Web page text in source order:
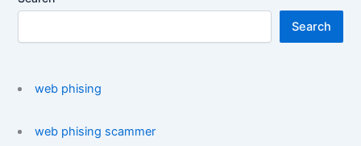
Search
web phising
web phising scammer